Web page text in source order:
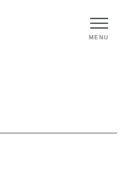
MENU
WEB予約